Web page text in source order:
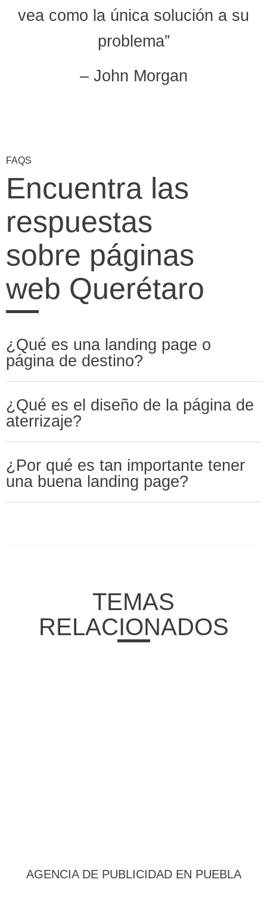
vea como la única solución a su
problema”
– John Morgan
FAQS
Encuentra las
respuestas
sobre páginas
web Querétaro
¿Qué es una landing page o
página de destino?
¿Qué es el diseño de la página de
aterrizaje?
¿Por qué es tan importante tener
una buena landing page?
TEMAS
RELACIONADOS
AGENCIA DE PUBLICIDAD EN PUEBLA